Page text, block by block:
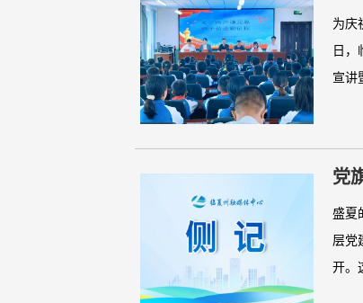
为庆
日，
宣讲
党
盛夏
层党
开。